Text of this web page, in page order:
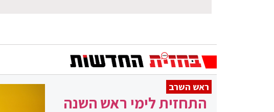
ראש השרב
התחזית לימי ראש השנה